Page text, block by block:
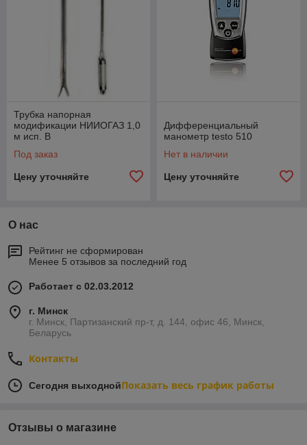
Трубка напорная
модификации НИИОГАЗ 1,0
м исп. В
Под заказ
Цену уточняйте
Дифференциальный
манометр testo 510
Нет в наличии
Цену уточняйте
О нас
Рейтинг не сформирован
Менее 5 отзывов за последний год
Работает с 02.03.2012
г. Минск
г. Минск, Партизанский пр-т, д. 144, офис 46, Минск,
Беларусь
Контакты
Сегодня выходнойПоказать весь график работы
Отзывы о магазине